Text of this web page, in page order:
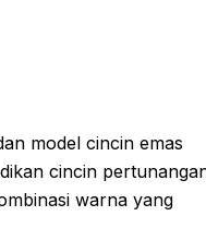
model cincin emas
cincin
warna yang